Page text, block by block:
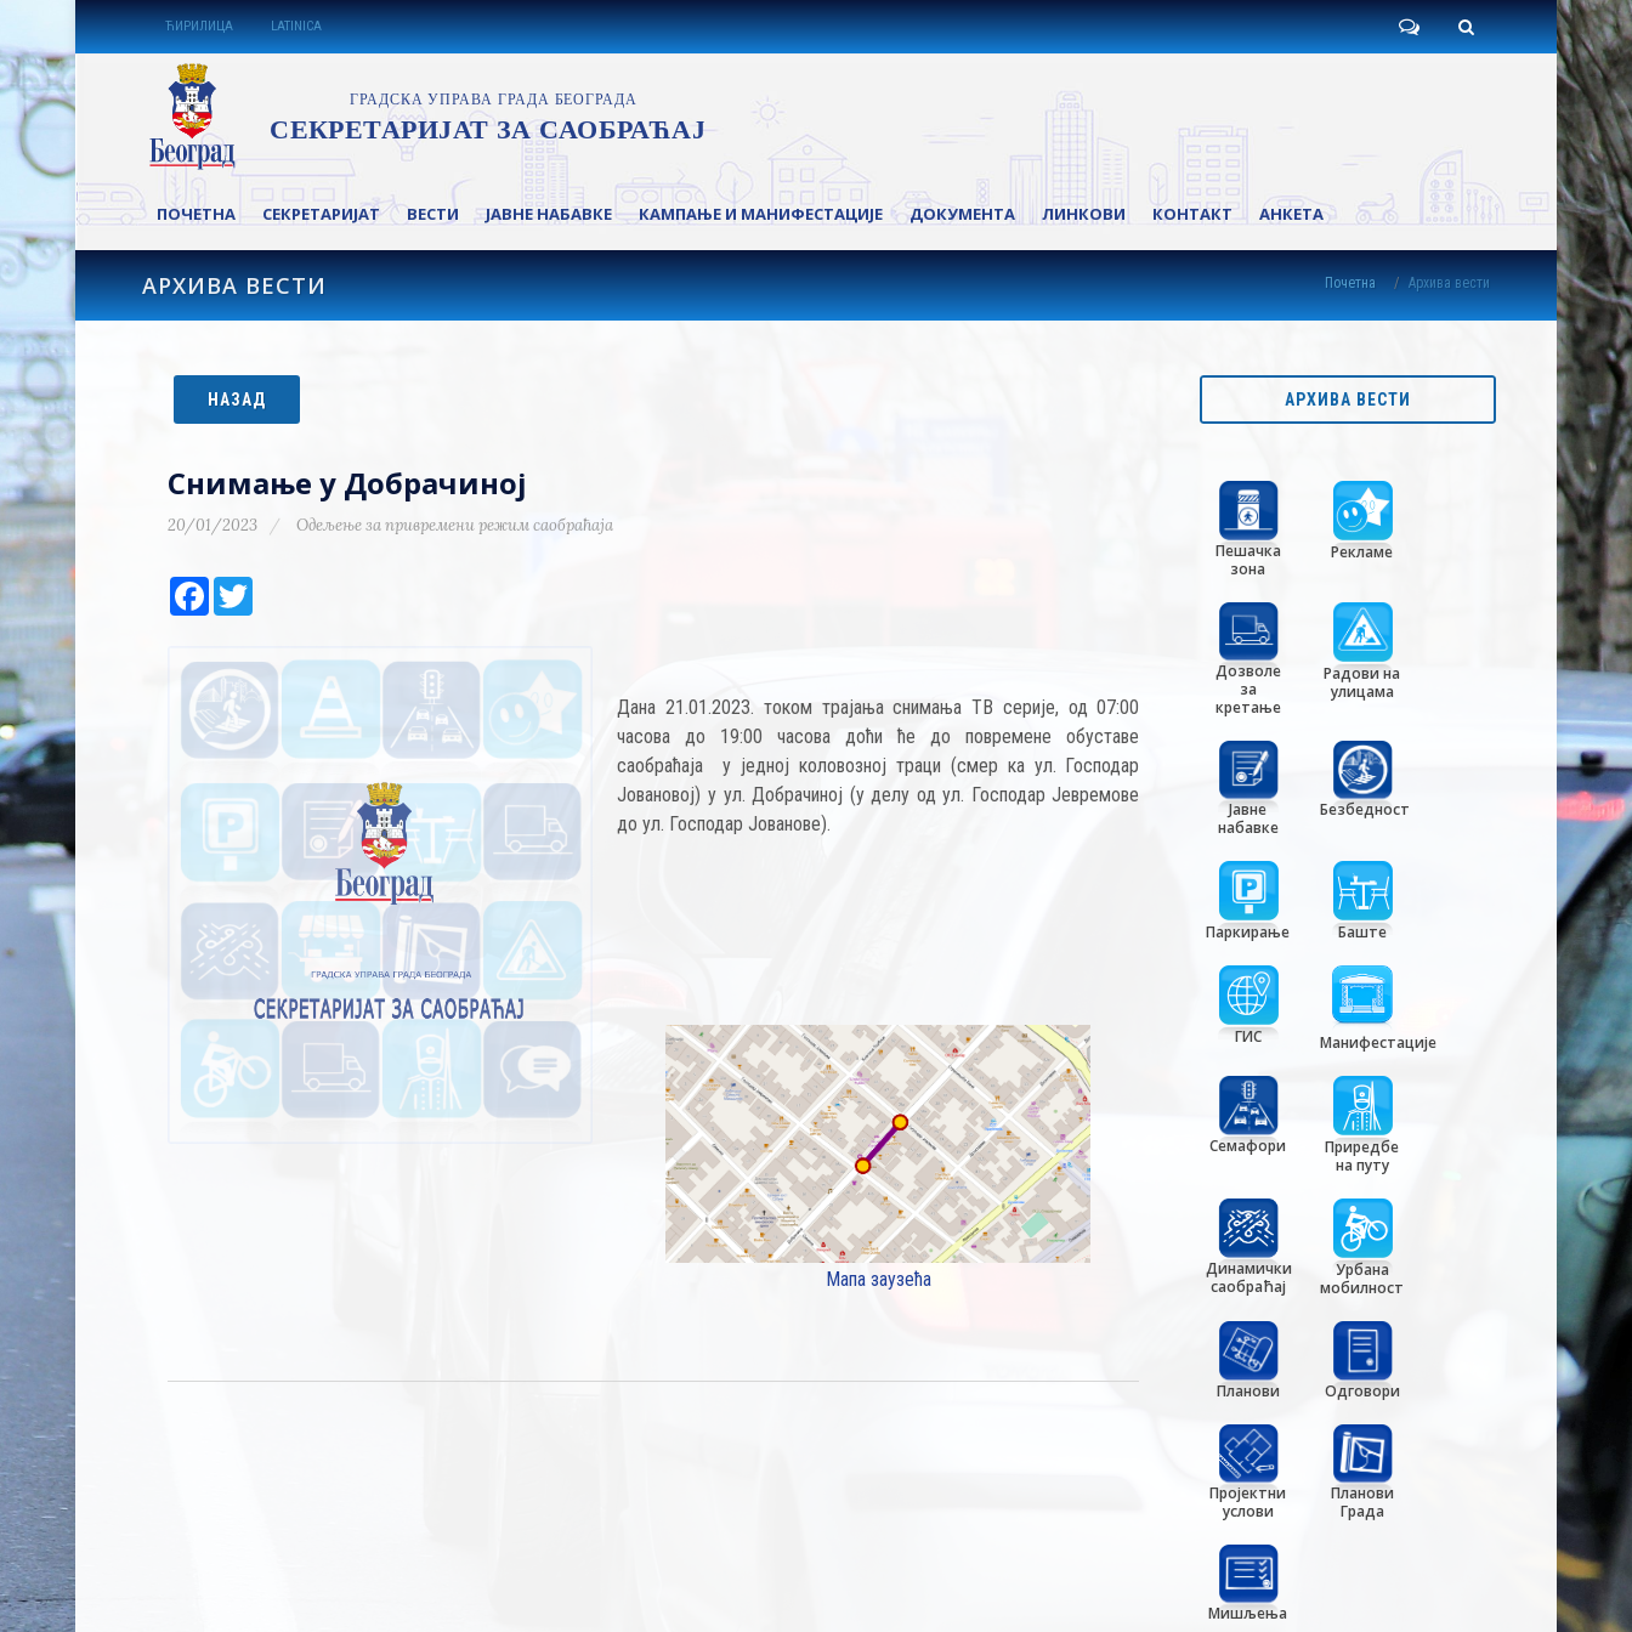
ЋИРИЛИЦА LATINICA
ПОЧЕТНА СЕКРЕТАРИЈАТ ВЕСТИ ЈАВНЕ НАБАВКЕ КАМПАЊЕ И МАНИФЕСТАЦИЈЕ ДОКУМЕНТА ЛИНКОВИ КОНТАКТ АНКЕТА
АРХИВА ВЕСТИ Почетна Архива вести
НАЗАД
Снимање у Добрачиној
20/01/2023 Одељење за привремени режим саобраћаја
Facebook
Дана 21.01.2023. током трајања снимања ТВ серије, од 07:00
часова до 19:00 часова доћи ће до повремене обуставе
саобраћаја у једној коловозној траци (смер ка ул. Господар
Јовановој) у ул. Добрачиној (у делу од ул. Господар Јевремове
до ул. Господар Јованове).
Мапа заузећа
АРХИВА ВЕСТИ
Пешачка
зона
Рекламе
Дозволе
за
кретање
Радови на
улицама
Јавне
набавке
Безбедност
Паркирање Баште
ГИС Манифестације
Семафори
Приредбе
на путу
Динамички
саобраћај
Урбана
мобилност
Планови Одговори
Пројектни
услови
Планови
Града
Мишљења